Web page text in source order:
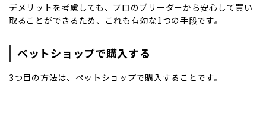
デメリットを考慮しても、プロのブリーダーから安心して買い
取ることができるため、これも有効な1つの手段です。
ペットショップで購入する
3つ目の方法は、ペットショップで購入することです。